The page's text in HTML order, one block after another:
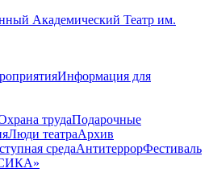
Информация для
трудаПодарочные
Люди театраАрхив
средаАнтитеррорФестиваль